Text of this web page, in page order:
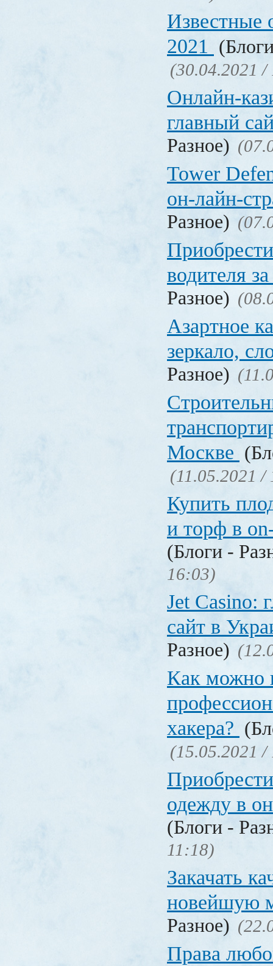
Известные
2021
(30.04.2021 /
Онлайн-
главный
Разное)
Tower
он-лайн-
Разное)
водителя
Разное)
Азартное
зеркало,
Разное)
Москве
(11.05.2021 /
Купить
и торф в
(Блоги -
16:03)
Jet Сasino:
сайт в
Разное)
Как можно
хакера?
(15.05.2021 /
одежду в
(Блоги -
11:18)
Закачать
новейшую
Разное)
Права